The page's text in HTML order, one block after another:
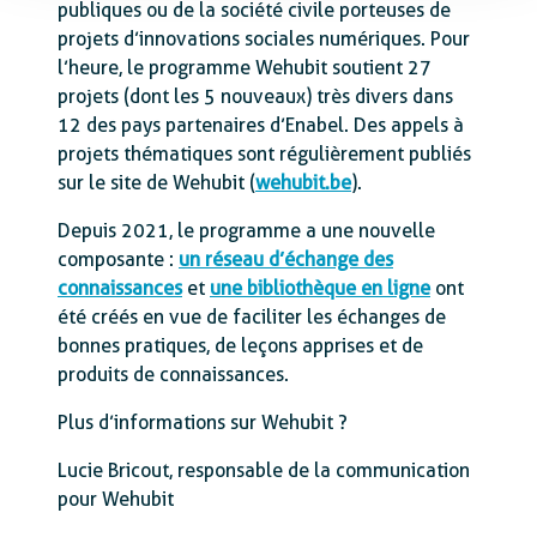
publiques ou de la société civile porteuses de
projets d’innovations sociales numériques. Pour
l’heure, le programme Wehubit soutient 27
projets (dont les 5 nouveaux) très divers dans
12 des pays partenaires d’Enabel. Des appels à
projets thématiques sont régulièrement publiés
sur le site de Wehubit (wehubit.be).
Depuis 2021, le programme a une nouvelle
composante : un réseau d’échange des
connaissanceset une bibliothèque en ligneont
été créés en vue de faciliter les échanges de
bonnes pratiques, de leçons apprises et de
produits de connaissances.
Plus d’informations sur Wehubit ?
Lucie Bricout, responsable de la communication
pour Wehubit